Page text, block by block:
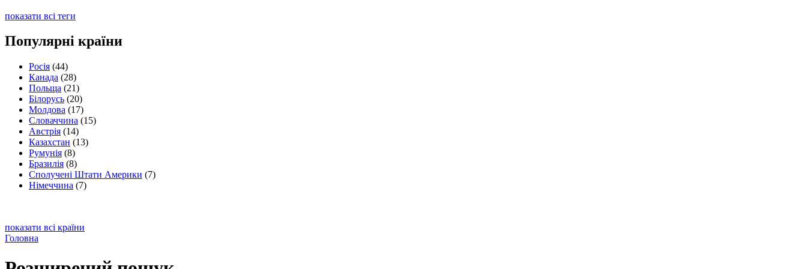
показати всі теги
Популярні країни
Росія (44)
Канада (28)
Польща (21)
Білорусь (20)
Молдова (17)
Словаччина (15)
Австрія (14)
Казахстан (13)
Румунія (8)
Бразилія (8)
Сполучені Штати Америки (7)
Німеччина (7)
показати всі країни
Головна